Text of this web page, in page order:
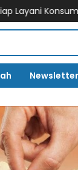
365 Hari,
Newsletter